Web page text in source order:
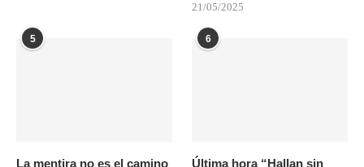
21/05/2025
5
La mentira no es el camino
6
Última hora “Hallan sin